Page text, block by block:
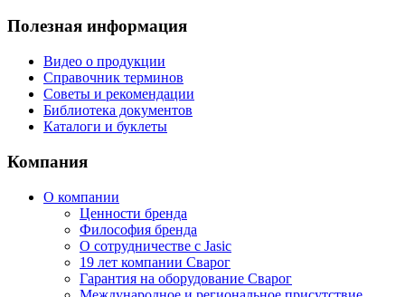
Полезная информация
Видео о продукции
Справочник терминов
Советы и рекомендации
Библиотека документов
Каталоги и буклеты
Компания
О компании
Ценности бренда
Философия бренда
О сотрудничестве с Jasic
19 лет компании Сварог
Гарантия на оборудование Сварог